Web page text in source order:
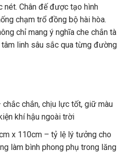
Chân đế được tạo hình
chạm trổ đồng bộ hài hòa.
chỉ mang ý nghĩa che chắn tà
linh sâu sắc qua từng đường
chắn, chịu lực tốt, giữ màu
khí hậu ngoài trời
x 110cm – tỷ lệ lý tưởng cho
làm bình phong phụ trong lăng